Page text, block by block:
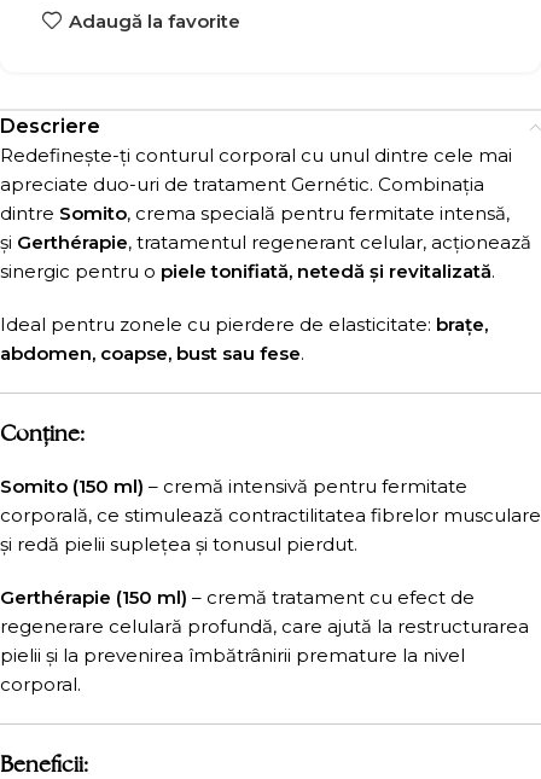
Adaugă la favorite
Descriere
Redefinește-ți conturul corporal cu unul dintre cele mai
apreciate duo-uri de tratament Gernétic. Combinația
dintre Somito, crema specială pentru fermitate intensă,
și Gerthérapie, tratamentul regenerant celular, acționează
sinergic pentru o piele tonifiată, netedă și revitalizată.
Ideal pentru zonele cu pierdere de elasticitate: brațe,
abdomen, coapse, bust sau fese.
Conține:
Somito (150 ml) – cremă intensivă pentru fermitate
corporală, ce stimulează contractilitatea fibrelor musculare
și redă pielii suplețea și tonusul pierdut.
Gerthérapie (150 ml) – cremă tratament cu efect de
regenerare celulară profundă, care ajută la restructurarea
pielii și la prevenirea îmbătrânirii premature la nivel
corporal.
Beneficii: